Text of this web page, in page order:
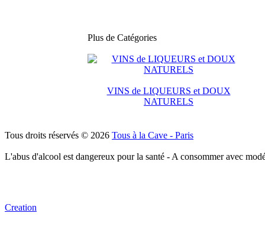
Plus de Catégories
VINS de LIQUEURS et DOUX
NATURELS
Tous droits réservés © 2026 Tous à la Cave - Paris
L'abus d'alcool est dangereux pour la santé - A consommer avec
Creation